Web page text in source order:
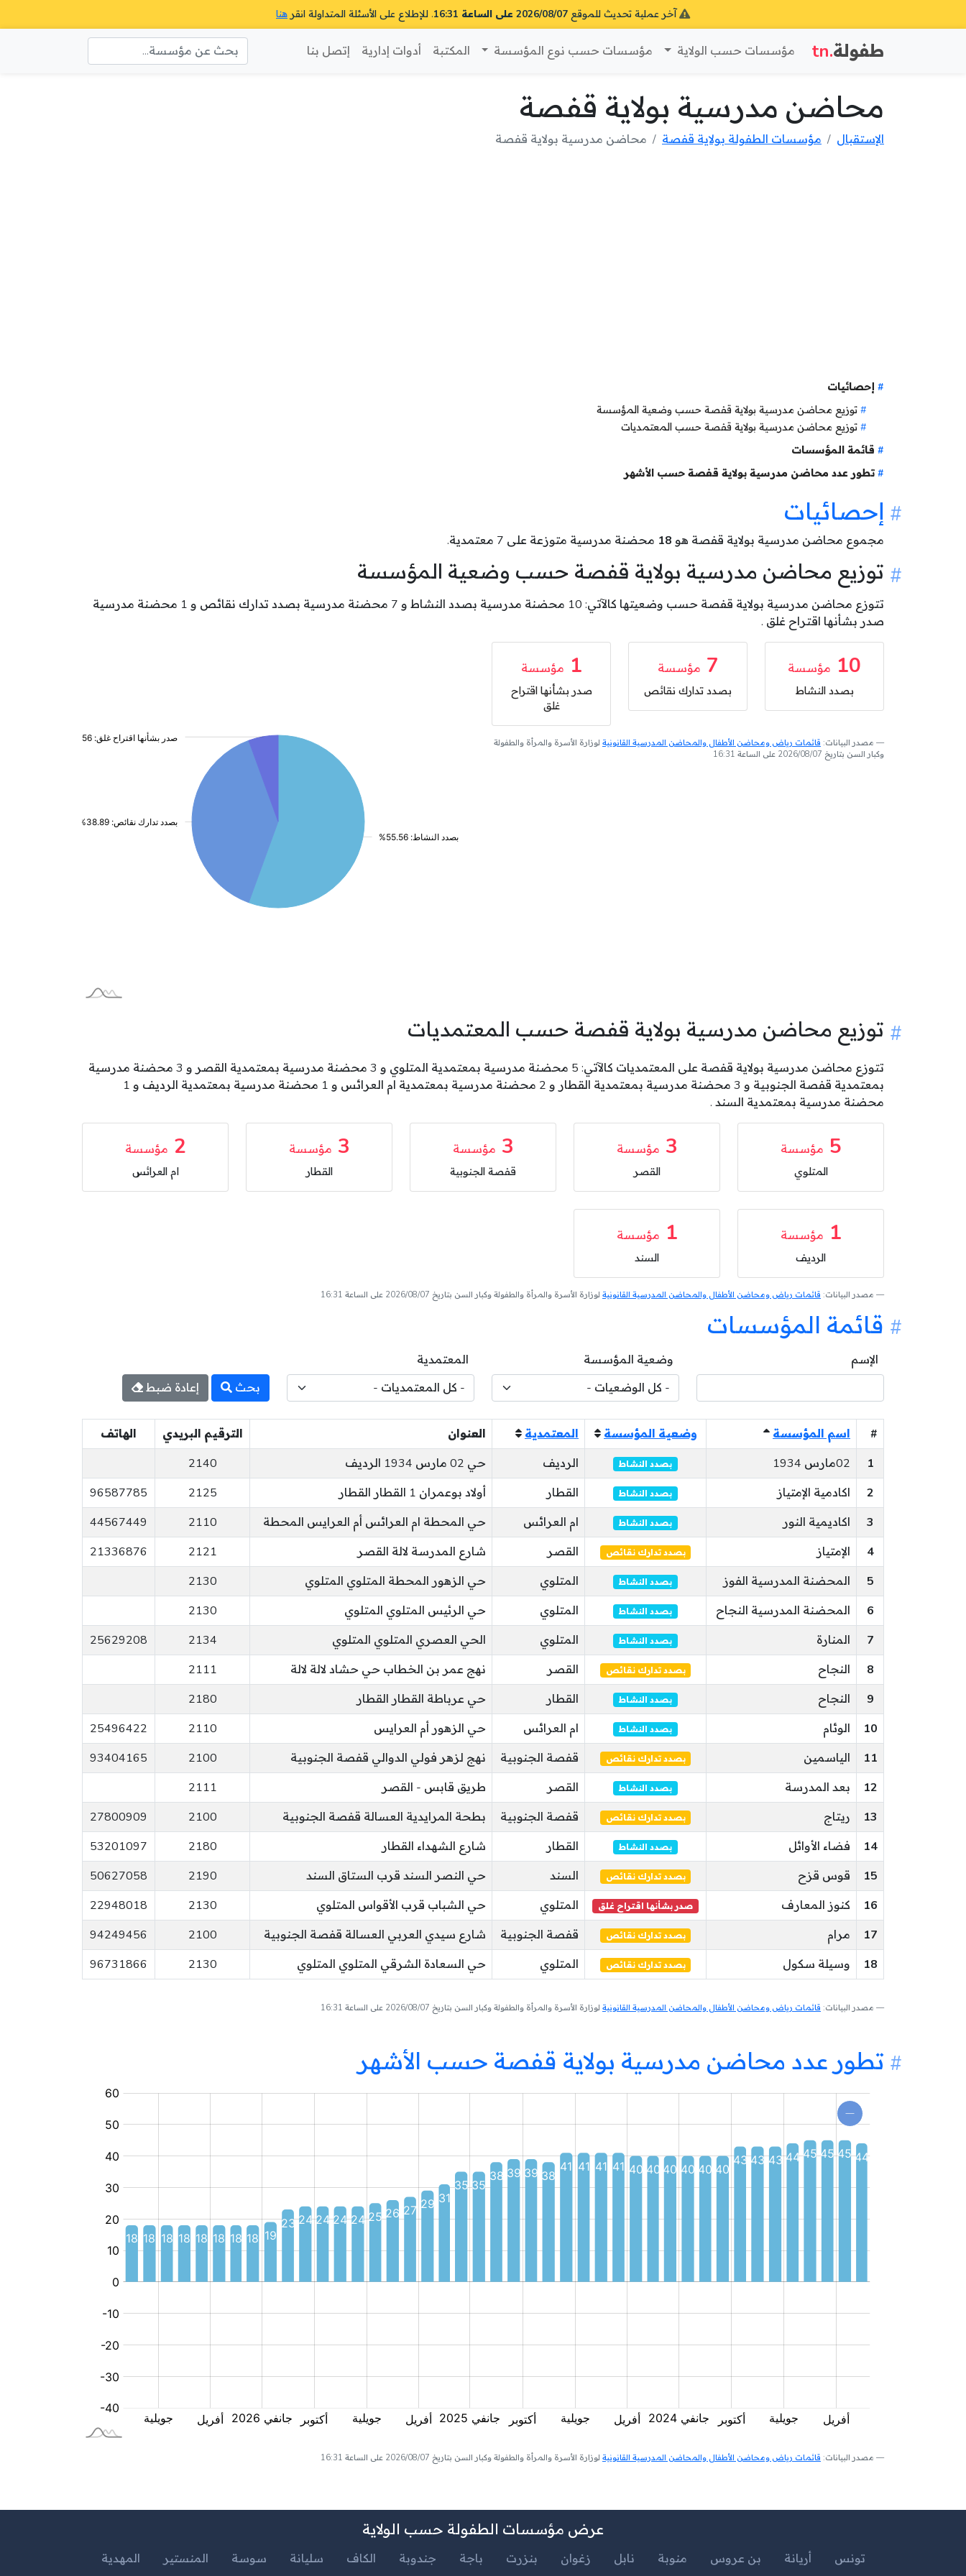
آخر عملية تحديث للموقع 2026/08/07 على الساعة 16:31 . للإطلاع على الأسئلة المتداولة انقر هنا
طفولة.tn مؤسسات حسب الولاية مؤسسات حسب نوع المؤسسة المكتبة أدوات إدارية إتصل بنا
محاضن مدرسية بولاية قفصة
الإستقبال مؤسسات الطفولة بولاية قفصة محاضن مدرسية بولاية قفصة
إحصائيات
توزيع محاضن مدرسية بولاية قفصة حسب وضعية المؤسسة
توزيع محاضن مدرسية بولاية قفصة حسب المعتمديات
قائمة المؤسسات
تطور عدد محاضن مدرسية بولاية قفصة حسب الأشهر
إحصائيات
مجموع محاضن مدرسية بولاية قفصة هو 18 محضنة مدرسية متوزعة على 7 معتمدية.
توزيع محاضن مدرسية بولاية قفصة حسب وضعية المؤسسة
تتوزع محاضن مدرسية بولاية قفصة حسب وضعيتها كالآتي: 10 محضنة مدرسية بصدد النشاط و 7 محضنة مدرسية بصدد تدارك نقائص و 1 محضنة مدرسية
صدر بشأنها اقتراح غلق .
10 مؤسسة
بصدد النشاط
7 مؤسسة
بصدد تدارك نقائص
1 مؤسسة
صدر بشأنها اقتراح
غلق
مصدر البيانات: قائمات رياض ومحاضن الأطفال والمحاضن المدرسية القانونية لوزارة الأسرة والمرأة والطفولة
وكبار السن بتاريخ 2026/08/07 على الساعة 16:31
توزيع محاضن مدرسية بولاية قفصة حسب المعتمديات
تتوزع محاضن مدرسية بولاية قفصة على المعتمديات كالآتي: 5 محضنة مدرسية بمعتمدية المتلوي و 3 محضنة مدرسية بمعتمدية القصر و 3 محضنة مدرسية
بمعتمدية قفصة الجنوبية و 3 محضنة مدرسية بمعتمدية القطار و 2 محضنة مدرسية بمعتمدية ام العرائس و 1 محضنة مدرسية بمعتمدية الرديف و 1
محضنة مدرسية بمعتمدية السند .
5 مؤسسة
المتلوي
3 مؤسسة
القصر
3 مؤسسة
قفصة الجنوبية
3 مؤسسة
القطار
2 مؤسسة
ام العرائس
1 مؤسسة
الرديف
1 مؤسسة
السند
مصدر البيانات: قائمات رياض ومحاضن الأطفال والمحاضن المدرسية القانونية لوزارة الأسرة والمرأة والطفولة وكبار السن بتاريخ 2026/08/07 على الساعة 16:31
قائمة المؤسسات
الإسم وضعية المؤسسة
المعتمدية
بحث
إعادة ضبط
# اسم المؤسسة وضعية المؤسسة المعتمدية العنوان الترقيم البريدي
الهاتف
1
02مارس 1934 بصدد النشاط الرديف حي 02 مارس 1934 الرديف
2140
2
اكادمية الإمتياز بصدد النشاط القطار أولاد بوعمران 1 القطار القطار 2125
96587785
3
اكاديمية النور بصدد النشاط ام العرائس حي المحطة ام العرائس أم العرايس المحطة 2110
44567449
4
الإمتياز بصدد تدارك نقائص القصر شارع المدرسة لالة القصر 2121
21336876
5
المحضنة المدرسية الفوز بصدد النشاط المتلوي حي الزهور المحطة المتلوي المتلوي
2130
6
المحضنة المدرسية النجاح بصدد النشاط المتلوي حي الرئيس المتلوي المتلوي
2130
7
المنارة بصدد النشاط المتلوي الحي العصري المتلوي المتلوي 2134
25629208
8
النجاح بصدد تدارك نقائص القصر نهج عمر بن الخطاب حي حشاد لالة لالة
2111
9
النجاح بصدد النشاط القطار حي عرباطة القطار القطار
2180
10
الوئام بصدد النشاط ام العرائس حي الزهور أم العرايس 2110
25496422
11
الياسمين بصدد تدارك نقائص قفصة الجنوبية نهج لزهر فولي الدوالي قفصة الجنوبية 2100
93404165
12
بعد المدرسة بصدد النشاط القصر طريق قابس - القصر
2111
13
ريتاج بصدد تدارك نقائص قفصة الجنوبية بطحة المرايدية العسالة قفصة الجنوبية 2100
27800909
14
فضاء الأوائل بصدد النشاط القطار شارع الشهداء القطار 2180
53201097
15
قوس قزح بصدد تدارك نقائص السند حي النصر السند قرب الستاق السند 2190
50627058
16
كنوز المعارف صدر بشأنها اقتراح غلق المتلوي حي الشباب قرب الأقواس المتلوي 2130
22948018
17
مرام بصدد تدارك نقائص قفصة الجنوبية شارع سيدي العربي العسالة قفصة الجنوبية 2100
94249456
18
وسيلة سكول بصدد تدارك نقائص المتلوي حي السعادة الشرقي المتلوي المتلوي 2130
96731866
مصدر البيانات: قائمات رياض ومحاضن الأطفال والمحاضن المدرسية القانونية لوزارة الأسرة والمرأة والطفولة وكبار السن بتاريخ 2026/08/07 على الساعة 16:31
تطور عدد محاضن مدرسية بولاية قفصة حسب الأشهر
محضنة
مصدر البيانات: قائمات رياض ومحاضن الأطفال والمحاضن المدرسية القانونية لوزارة الأسرة والمرأة والطفولة وكبار السن بتاريخ 2026/08/07 على الساعة 16:31
عرض مؤسسات الطفولة حسب الولاية
تونس أريانة بن عروس منوبة نابل زغوان بنزرت باجة جندوبة الكاف سليانة سوسة المنستير المهدية